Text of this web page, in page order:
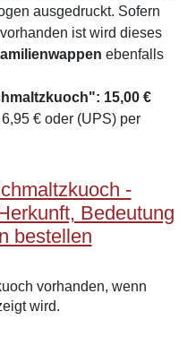
ausgedruckt. Sofern
vorhanden ist wird dieses
ebenfalls
15,00 €
€ oder (UPS) per
-
Bedeutung
bestellen
vorhanden, wenn
wird.